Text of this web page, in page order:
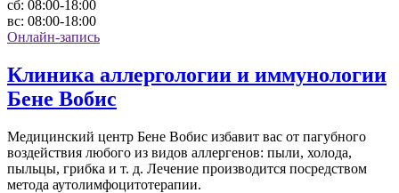
сб: 08:00-18:00
вс: 08:00-18:00
Онлайн-запись
Клиника аллергологии и иммунологии
Бене Вобис
Медицинский центр Бене Вобис избавит вас от пагубного
воздействия любого из видов аллергенов: пыли, холода,
пыльцы, грибка и т. д. Лечение производится посредством
метода аутолимфоцитотерапии.